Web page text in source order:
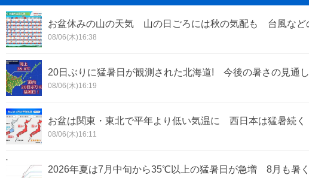
お盆休みの山の天気 山の日ごろには秋の気配も 台風など
08/06(木)16:38
20日ぶりに猛暑日が観測された北海道! 今後の暑さの見通
08/06(木)16:19
お盆は関東・東北で平年より低い気温に 西日本は猛暑続
08/06(木)16:11
2026年夏は7月中旬から35℃以上の猛暑日が急増 8月も暑